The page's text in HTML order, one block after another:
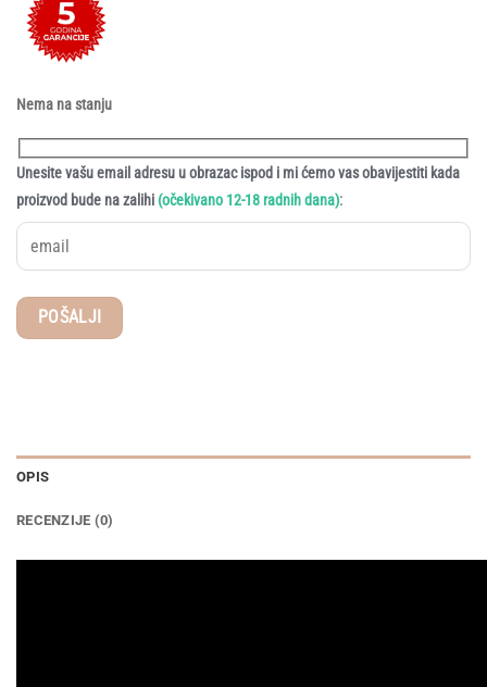
Nema na stanju
Unesite vašu email adresu u obrazac ispod i mi ćemo vas obavijestiti kada
proizvod bude na zalihi (očekivano 12-18 radnih dana):
OPIS
RECENZIJE (0)